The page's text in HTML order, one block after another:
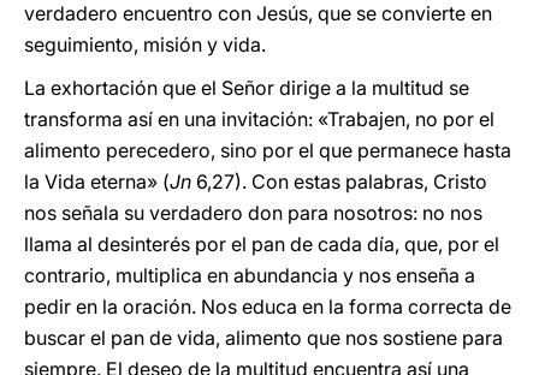
verdadero encuentro con Jesús, que se convierte en
seguimiento, misión y vida.
La exhortación que el Señor dirige a la multitud se
transforma así en una invitación: «Trabajen, no por el
alimento perecedero, sino por el que permanece hasta
la Vida eterna» (Jn 6,27). Con estas palabras, Cristo
nos señala su verdadero don para nosotros: no nos
llama al desinterés por el pan de cada día, que, por el
contrario, multiplica en abundancia y nos enseña a
pedir en la oración. Nos educa en la forma correcta de
buscar el pan de vida, alimento que nos sostiene para
siempre. El deseo de la multitud encuentra así una